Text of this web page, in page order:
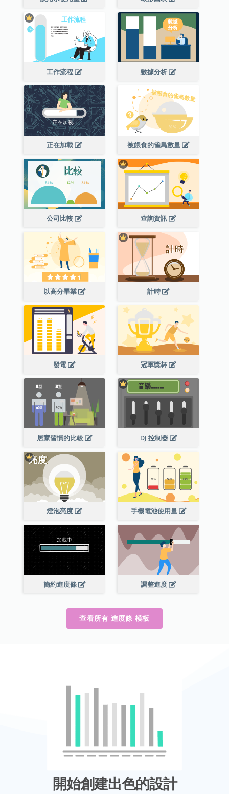
工作流程 數據分析
正在加載 被餵食的雀鳥數量
公司比較 查詢資訊
以高分畢業 計時
發電 冠軍獎杯
居家習慣的比較 DJ 控制器
燈泡亮度 手機電池使用量
簡約進度條 調整進度
查看所有 進度條 模板
開始創建出色的設計